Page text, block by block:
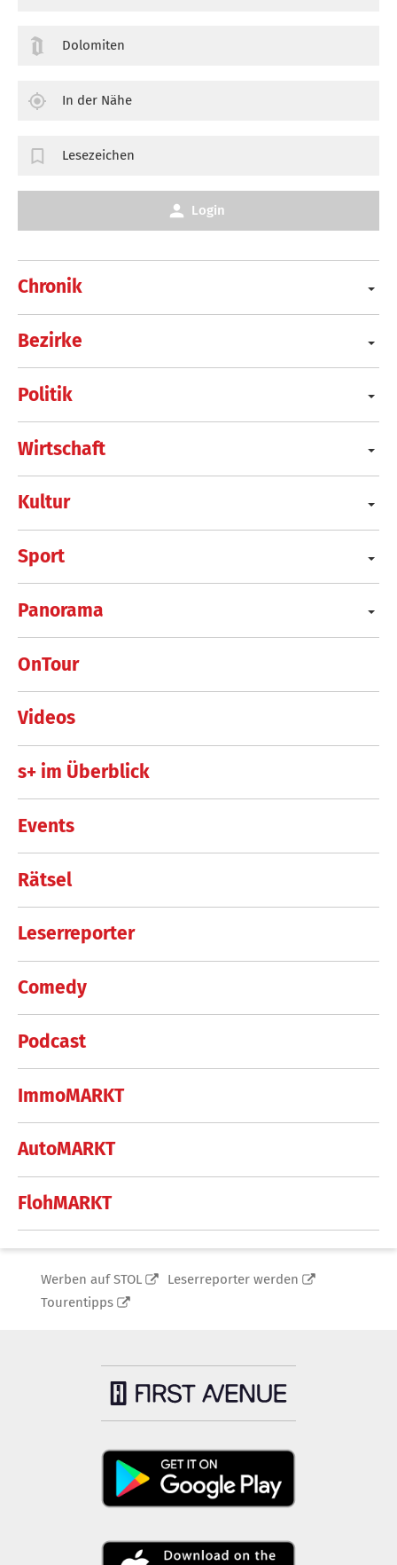
Chronik
Bezirke
Politik
Wirtschaft
Kultur
Sport
Panorama
OnTour
Videos
s+ im Überblick
Events
Rätsel
Leserreporter
Comedy
Podcast
ImmoMARKT
AutoMARKT
FlohMARKT
Dolomiten
In der Nähe
Lesezeichen
Login
Werben auf STOL
Leserreporter werden
Tourentipps